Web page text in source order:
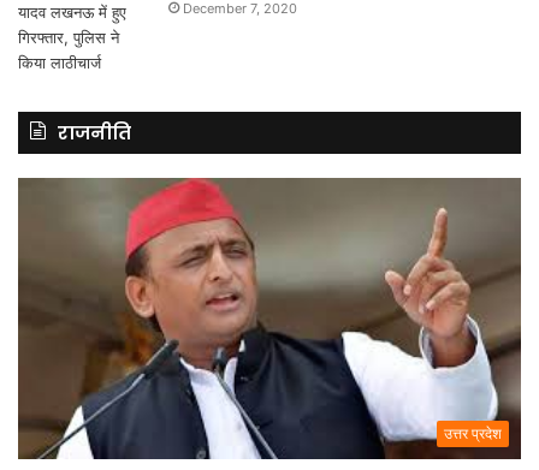
December 7, 2020
राजनीति
उत्तर प्रदेश